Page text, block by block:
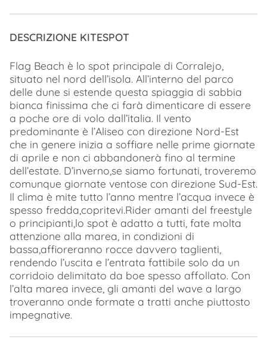
DESCRIZIONE KITESPOT
Flag Beach è lo spot principale di Corralejo,
situato nel nord dell’isola. All’interno del parco
delle dune si estende questa spiaggia di sabbia
bianca finissima che ci farà dimenticare di essere
a poche ore di volo dall’italia. Il vento
predominante è l’Aliseo con direzione Nord-Est
che in genere inizia a soffiare nelle prime giornate
di aprile e non ci abbandonerà fino al termine
dell’estate. D’inverno,se siamo fortunati, troveremo
comunque giornate ventose con direzione Sud-Est.
Il clima è mite tutto l’anno mentre l’acqua invece è
spesso fredda,copritevi.Rider amanti del freestyle
o principianti,lo spot è adatto a tutti, fate molta
attenzione alla marea, in condizioni di
bassa,affioreranno rocce davvero taglienti,
rendendo l’uscita e l’entrata fattibile solo da un
corridoio delimitato da boe spesso affollato. Con
l’alta marea invece, gli amanti del wave a largo
troveranno onde formate a tratti anche piuttosto
impegnative.